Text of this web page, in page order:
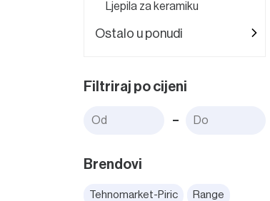
Ljepila za keramiku
Ostalo u ponudi
Filtriraj po cijeni
-
Brendovi
Tehnomarket-Piric Range